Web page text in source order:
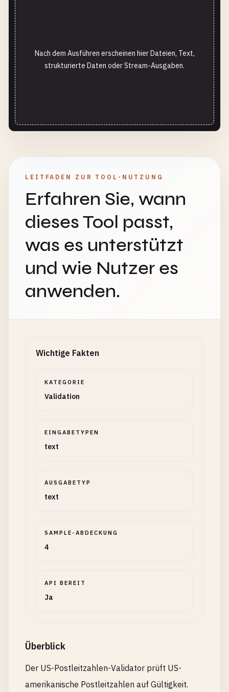
Nach dem Ausführen erscheinen hier Dateien, Text,
strukturierte Daten oder Stream-Ausgaben.
LEITFADEN ZUR TOOL-NUTZUNG
Erfahren Sie, wann
dieses Tool passt,
was es unterstützt
und wie Nutzer es
anwenden.
Wichtige Fakten
KATEGORIE
Validation
EINGABETYPEN
text
AUSGABETYP
text
SAMPLE-ABDECKUNG
4
API BEREIT
Ja
Überblick
Der US-Postleitzahlen-Validator prüft US-
amerikanische Postleitzahlen auf Gültigkeit.